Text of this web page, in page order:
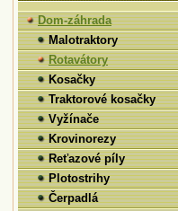
Dom-záhrada
Malotraktory
Rotavátory
Kosačky
Traktorové kosačky
Vyžínače
Krovinorezy
Reťazové píly
Plotostrihy
Čerpadlá